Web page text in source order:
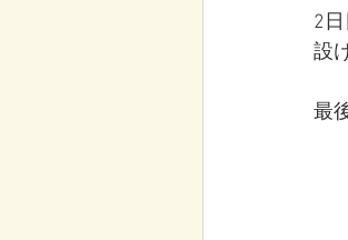
2
設
最